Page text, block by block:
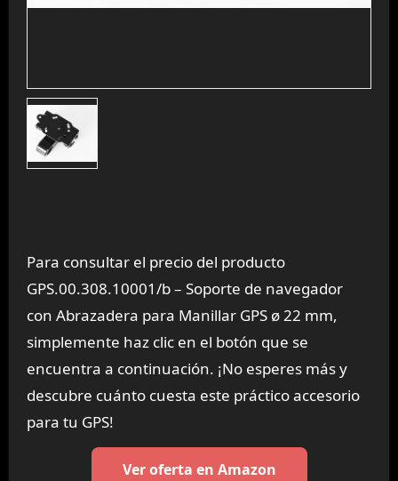
Para consultar el precio del producto
GPS.00.308.10001/b – Soporte de navegador
con Abrazadera para Manillar GPS ø 22 mm,
simplemente haz clic en el botón que se
encuentra a continuación. ¡No esperes más y
descubre cuánto cuesta este práctico accesorio
para tu GPS!
Ver oferta en Amazon